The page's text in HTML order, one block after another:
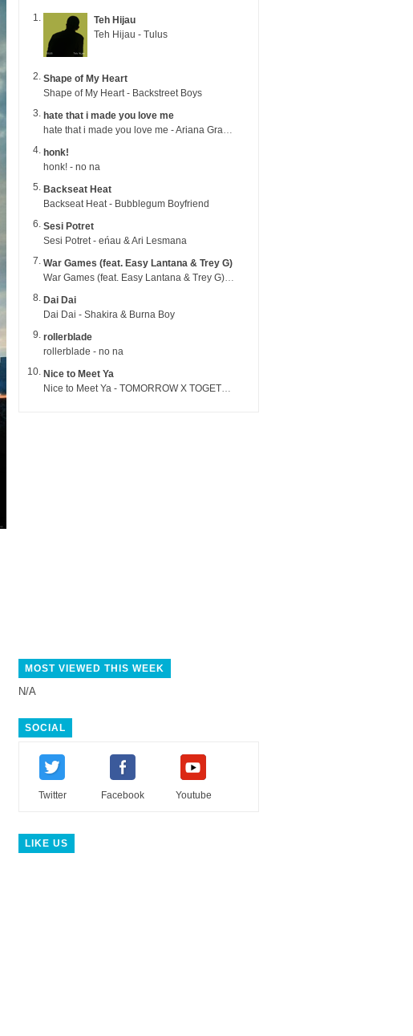
Teh Hijau
Teh Hijau - Tulus
Shape of My Heart
Shape of My Heart - Backstreet Boys
hate that i made you love me
hate that i made you love me - Ariana Grande
honk!
honk! - no na
Backseat Heat
Backseat Heat - Bubblegum Boyfriend
Sesi Potret
Sesi Potret - eńau & Ari Lesmana
War Games (feat. Easy Lantana & Trey G)
War Games (feat. Easy Lantana & Trey G) - Trub
Dai Dai
Dai Dai - Shakira & Burna Boy
rollerblade
rollerblade - no na
Nice to Meet Ya
Nice to Meet Ya - TOMORROW X TOGETHER
MOST VIEWED THIS WEEK
N/A
SOCIAL
Twitter Facebook Youtube
LIKE US